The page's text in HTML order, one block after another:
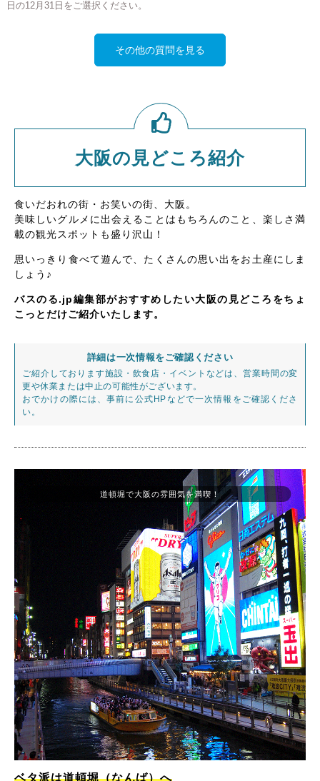
日の12月31日をご選択ください。
その他の質問を見る
大阪の見どころ紹介
食いだおれの街・お笑いの街、大阪。
美味しいグルメに出会えることはもちろんのこと、楽しさ満
載の観光スポットも盛り沢山！
思いっきり食べて遊んで、たくさんの思い出をお土産にしま
しょう♪
バスのる.jp編集部がおすすめしたい大阪の見どころをちょ
こっとだけご紹介いたします。
詳細は一次情報をご確認ください
ご紹介しております施設・飲食店・イベントなどは、営業時間の変
更や休業または中止の可能性がございます。
おでかけの際には、事前に公式HPなどで一次情報をご確認くださ
い。
道頓堀で大阪の雰囲気を満喫！
ベタ派は道頓堀（なんば）へ